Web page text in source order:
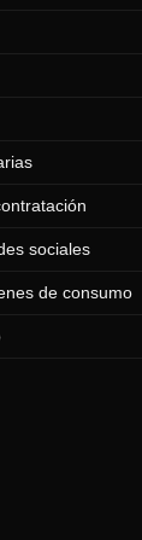
sociales
de consumo